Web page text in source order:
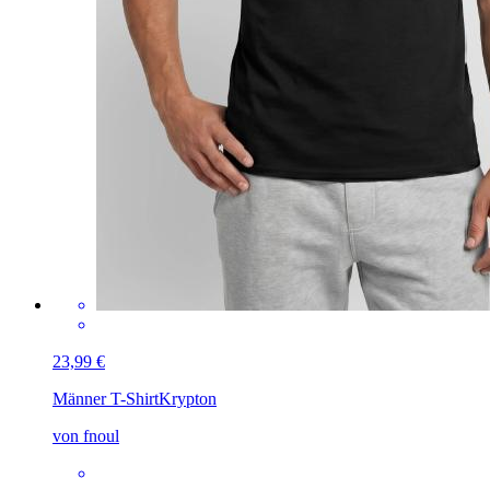
23,99 €
Männer T-ShirtKrypton
von fnoul